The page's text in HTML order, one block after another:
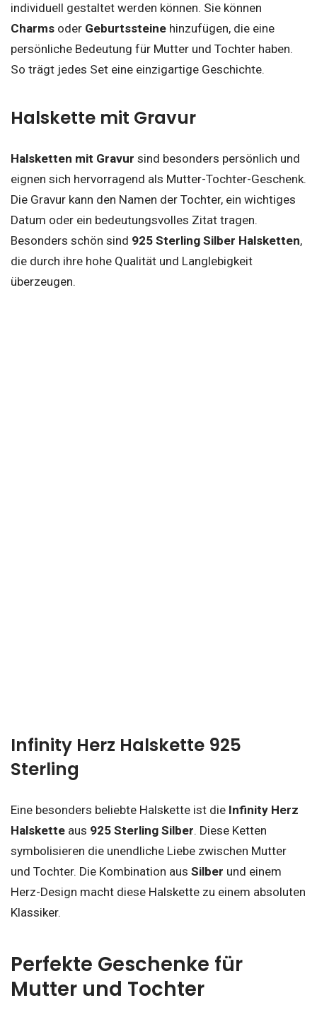
individuell gestaltet werden können. Sie können
Charms oder Geburtssteine hinzufügen, die eine
persönliche Bedeutung für Mutter und Tochter haben.
So trägt jedes Set eine einzigartige Geschichte.
Halskette mit Gravur
Halsketten mit Gravur sind besonders persönlich und
eignen sich hervorragend als Mutter-Tochter-Geschenk.
Die Gravur kann den Namen der Tochter, ein wichtiges
Datum oder ein bedeutungsvolles Zitat tragen.
Besonders schön sind 925 Sterling Silber Halsketten,
die durch ihre hohe Qualität und Langlebigkeit
überzeugen.
Infinity Herz Halskette 925
Sterling
Eine besonders beliebte Halskette ist die Infinity Herz
Halskette aus 925 Sterling Silber. Diese Ketten
symbolisieren die unendliche Liebe zwischen Mutter
und Tochter. Die Kombination aus Silber und einem
Herz-Design macht diese Halskette zu einem absoluten
Klassiker.
Perfekte Geschenke für
Mutter und Tochter